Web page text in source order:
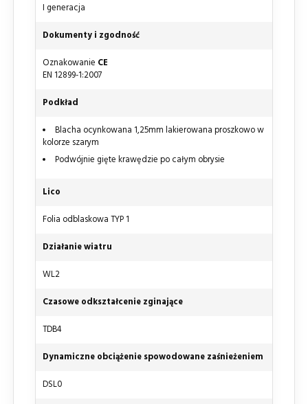
I generacja
Dokumenty i zgodność
Oznakowanie CE
EN 12899-1:2007
Podkład
Blacha ocynkowana 1,25mm lakierowana proszkowo w
kolorze szarym
Podwójnie gięte krawędzie po całym obrysie
Lico
Folia odblaskowa TYP 1
Działanie wiatru
WL2
Czasowe odkształcenie zginające
TDB4
Dynamiczne obciążenie spowodowane zaśnieżeniem
DSL0